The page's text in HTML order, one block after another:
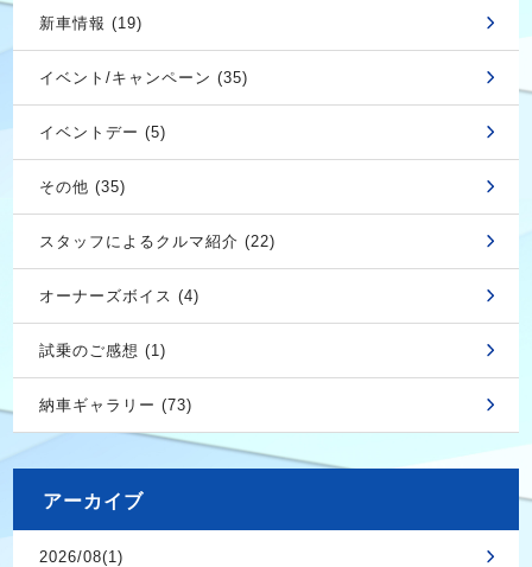
新車情報 (19)
イベント/キャンペーン (35)
イベントデー (5)
その他 (35)
スタッフによるクルマ紹介 (22)
オーナーズボイス (4)
試乗のご感想 (1)
納車ギャラリー (73)
アーカイブ
2026/08(1)